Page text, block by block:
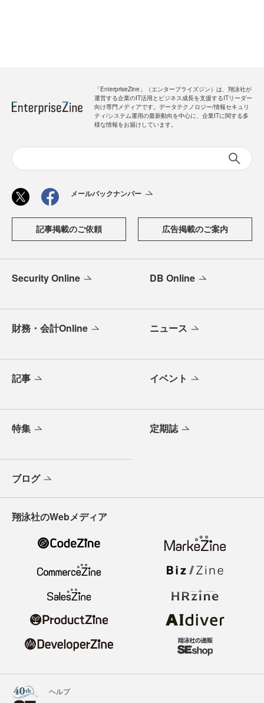
「EnterpriseZine」（エンタープライズジン）は、翔泳社が
運営する企業のIT活用とビジネス成長を支援するITリーダー
向け専門メディアです。データテクノロジー/情報セキュリ
ティ/システム運用の最新動向を中心に、企業ITに関する多
様な情報をお届けしています。
メールバックナンバー
記事掲載のご依頼 広告掲載のご案内
Security Online DB Online
財務・会計Online ニュース
記事 イベント
特集 定期誌
ブログ
翔泳社のWebメディア
ヘルプ